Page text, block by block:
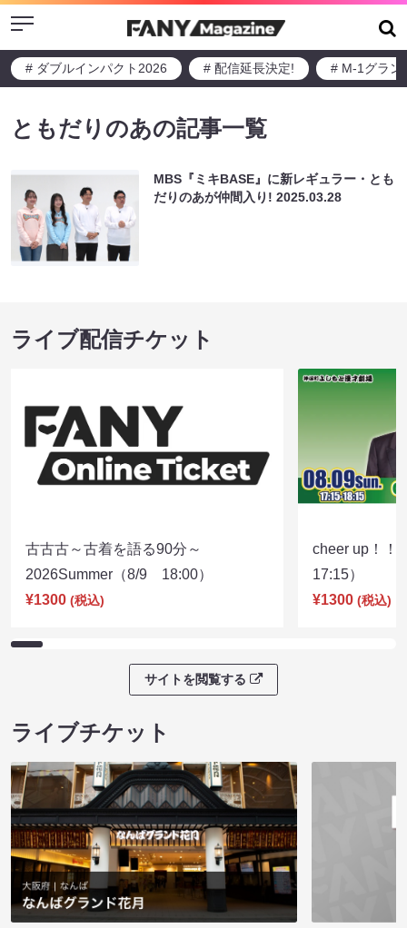
Menu
# ダブルインパクト2026 # 配信延長決定! # M-1グラン
ともだりのあの記事一覧
MBS『ミキBASE』に新レギュラー・とも
だりのあが仲間入り!2025.03.28
ライブ配信チケット
古古古～古着を語る90分～
2026Summer（8/9 18:00）
¥1300 (税込)
cheer up！
17:15）
¥1300 (税込)
サイトを閲覧する
ライブチケット